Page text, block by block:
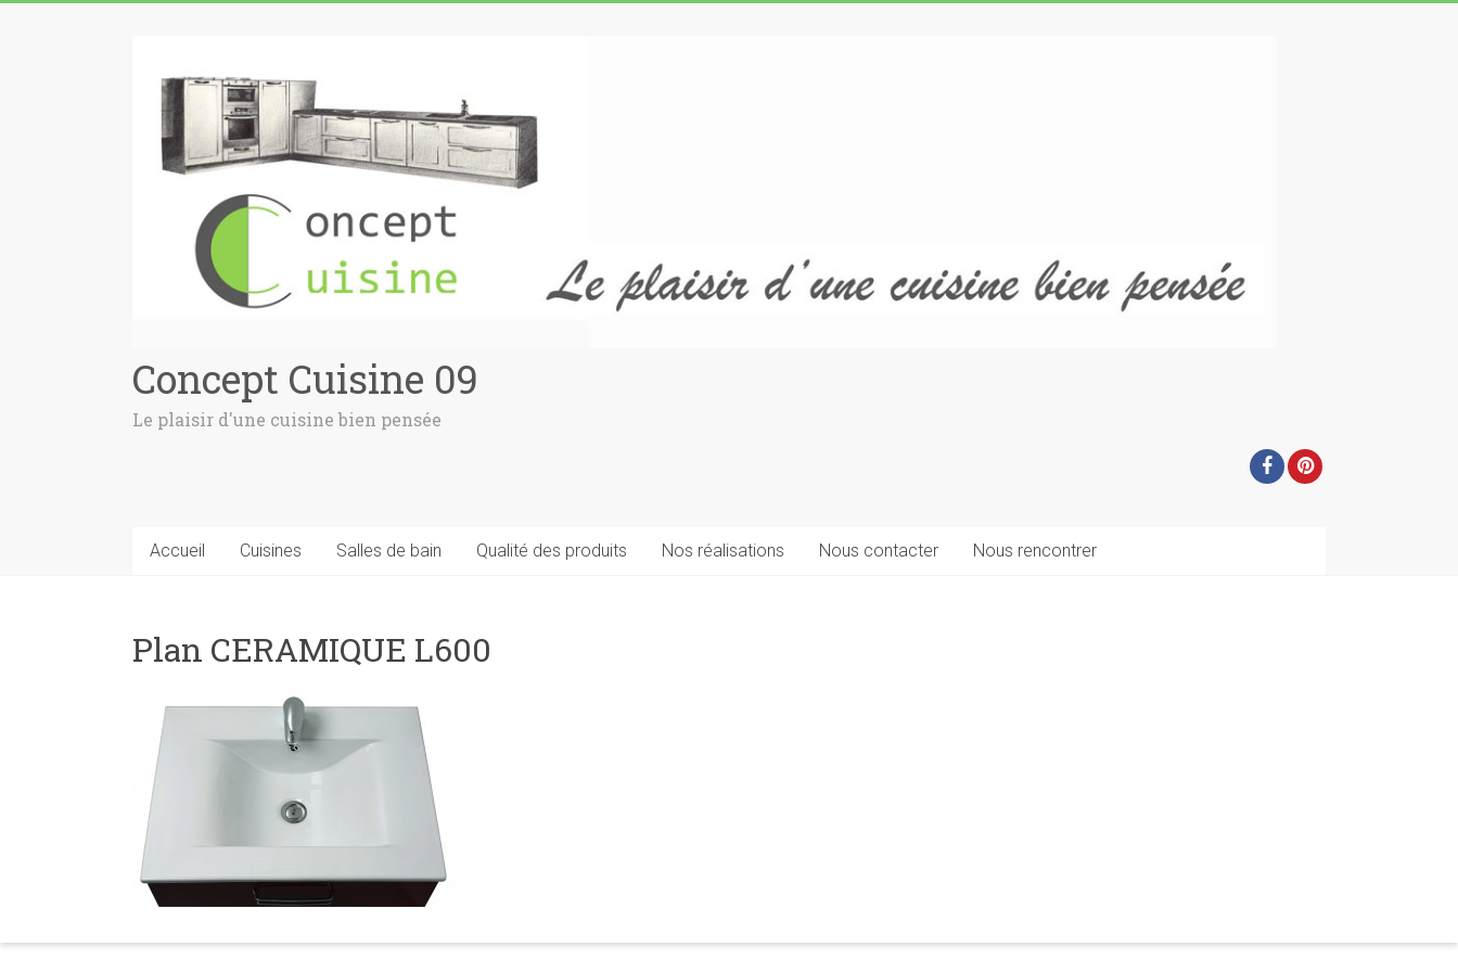
Concept Cuisine 09
Le plaisir d'une cuisine bien pensée
Accueil Cuisines Salles de bain Qualité des produits Nos réalisations Nous contacter Nous rencontrer
Plan CERAMIQUE L600